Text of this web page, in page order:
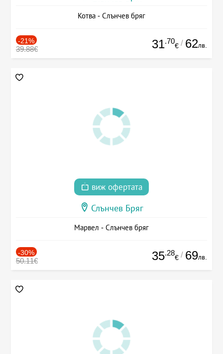
Котва - Слънчев бряг
-21%
39.88€ 31.70
€ / 62лв.
виж офертата
Слънчев Бряг
Марвел - Слънчев бряг
-30%
50.11€ 35.28
€ / 69лв.